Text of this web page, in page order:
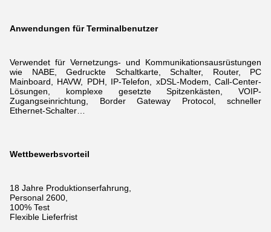
Anwendungen für Terminalbenutzer
Verwendet für Vernetzungs- und Kommunikationsausrüstungen
wie NABE, Gedruckte Schaltkarte, Schalter, Router, PC
Mainboard, HAVW, PDH, IP-Telefon, xDSL-Modem,
Call-Center-
Lösungen, komplexe gesetzte Spitzenkästen, VOIP-
Zugangseinrichtung, Border Gateway Protocol, schneller
Ethernet-Schalter…
Wettbewerbsvorteil
18 Jahre Produktionserfahrung,
Personal 2600,
100% Test
Flexible Lieferfrist